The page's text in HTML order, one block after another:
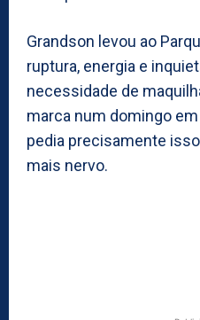
Grandson levou ao
ruptura, energia e
necessidade de
marca num domingo
pedia precisamente
mais nervo.